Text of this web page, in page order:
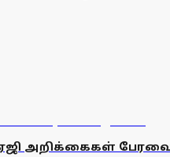
அறிக்கைகள்